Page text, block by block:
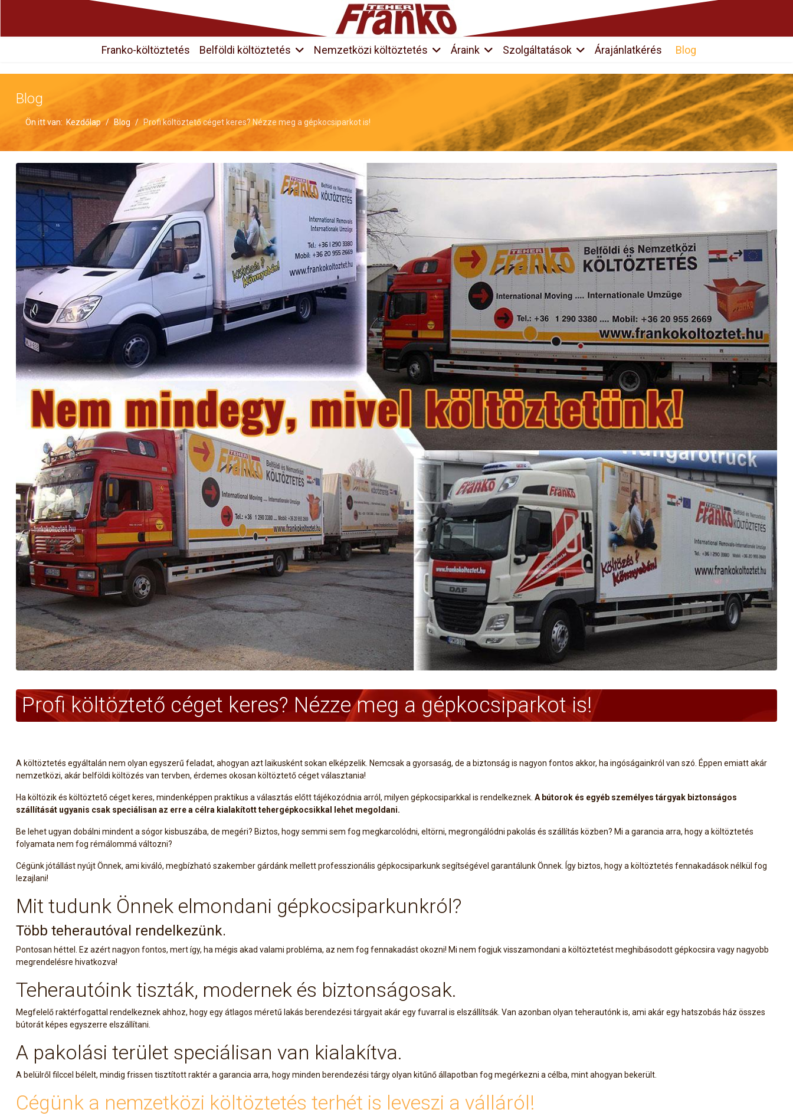
Franko-költöztetés Belföldi költöztetés Nemzetközi költöztetés Áraink Szolgáltatások Árajánlatkérés Blog
Blog
Ön itt van: Kezdőlap Blog Profi költöztető céget keres? Nézze meg a gépkocsiparkot is!
Profi költöztető céget keres? Nézze meg a gépkocsiparkot is!
A költöztetés egyáltalán nem olyan egyszerű feladat, ahogyan azt laikusként sokan elképzelik. Nemcsak a gyorsaság, de a biztonság is nagyon fontos akkor, ha ingóságainkról van szó. Éppen emiatt akár
nemzetközi, akár belföldi költözés van tervben, érdemes okosan költöztető céget választania!
Ha költözik és költöztető céget keres, mindenképpen praktikus a választás előtt tájékozódnia arról, milyen gépkocsiparkkal is rendelkeznek. A bútorok és egyéb személyes tárgyak biztonságos
szállítását ugyanis csak speciálisan az erre a célra kialakított tehergépkocsikkal lehet megoldani.
Be lehet ugyan dobálni mindent a sógor kisbuszába, de megéri? Biztos, hogy semmi sem fog megkarcolódni, eltörni, megrongálódni pakolás és szállítás közben? Mi a garancia arra, hogy a költöztetés
folyamata nem fog rémálommá változni?
Cégünk jótállást nyújt Önnek, ami kiváló, megbízható szakember gárdánk mellett professzionális gépkocsiparkunk segítségével garantálunk Önnek. Így biztos, hogy a költöztetés fennakadások nélkül fog
lezajlani!
Mit tudunk Önnek elmondani gépkocsiparkunkról?
Több teherautóval rendelkezünk.
Pontosan héttel. Ez azért nagyon fontos, mert így, ha mégis akad valami probléma, az nem fog fennakadást okozni! Mi nem fogjuk visszamondani a költöztetést meghibásodott gépkocsira vagy nagyobb
megrendelésre hivatkozva!
Teherautóink tiszták, modernek és biztonságosak.
Megfelelő raktérfogattal rendelkeznek ahhoz, hogy egy átlagos méretű lakás berendezési tárgyait akár egy fuvarral is elszállítsák. Van azonban olyan teherautónk is, ami akár egy hatszobás ház összes
bútorát képes egyszerre elszállítani.
A pakolási terület speciálisan van kialakítva.
A belülről filccel bélelt, mindig frissen tisztított raktér a garancia arra, hogy minden berendezési tárgy olyan kitűnő állapotban fog megérkezni a célba, mint ahogyan bekerült.
Cégünk a nemzetközi költöztetés terhét is leveszi a válláról!